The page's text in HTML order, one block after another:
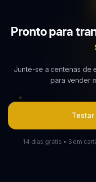
Pronto para
Junte-se a centenas de
para vender
Testar
14 dias grátis • Sem